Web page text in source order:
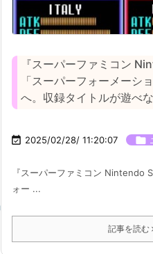
『スーパーファミコン
「スーパーフォーメーシ
へ。収録タイトルが遊べ
 2025/02/28/ 11:20:07 
『スーパーファミコン Nintendo
ォー ...
記事を読む